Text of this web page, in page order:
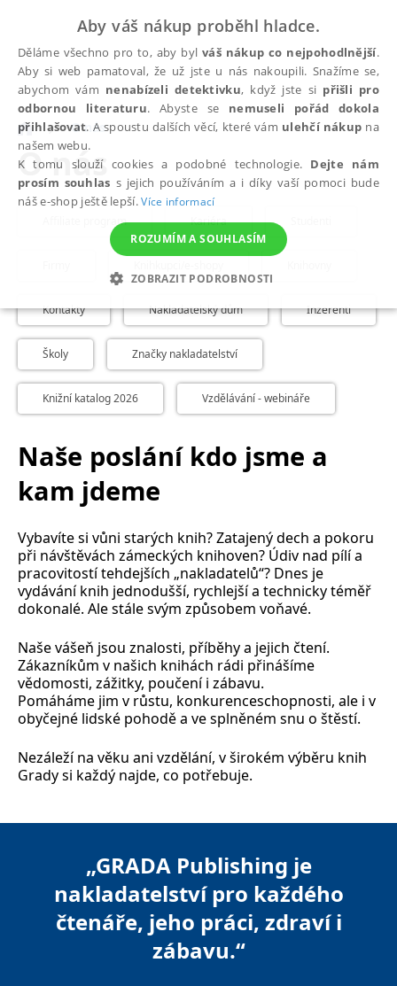
O nás
O nás
Affiliate program Kariéra
Kontakty Nakladatelský dům Inzerenti
Školy Značky nakladatelství
Knižní katalog 2026 Vzdělávání - webináře
Naše poslání kdo jsme a
kam jdeme
Vybavíte si vůni starých knih? Zatajený dech a pokoru
při návštěvách zámeckých knihoven? Údiv nad pílí a
pracovitostí tehdejších „nakladatelů“? Dnes je
vydávání knih jednodušší, rychlejší a technicky téměř
dokonalé. Ale stále svým způsobem voňavé.
Naše vášeň jsou znalosti, příběhy a jejich čtení.
Zákazníkům v našich knihách rádi přinášíme
vědomosti, zážitky, poučení i zábavu.
Pomáháme jim v růstu, konkurenceschopnosti, ale i v
obyčejné lidské pohodě a ve splněném snu o štěstí.
Nezáleží na věku ani vzdělání, v širokém výběru knih
Grady si každý najde, co potřebuje.
„GRADA Publishing je
nakladatelství pro každého
čtenáře, jeho práci, zdraví i
zábavu.“
Aby váš nákup proběhl hladce.
Děláme všechno pro to, aby bylváš nákup co nejpohodlnější.
Aby si web pamatoval, že už jste u nás nakoupili. Snažíme se,
abychom vám nenabízeli detektivku, když jste si přišli pro
odbornou literaturu. Abyste se nemuseli pořád dokola
přihlašovat. A spoustu dalších věcí, které vám ulehčí nákup na
našem webu.
K tomu slouží cookies a podobné technologie. Dejte nám
prosím souhlas s jejich používáním a i díky vaší pomoci bude
náš e-shop ještě lepší.Více informací
ROZUMÍM A SOUHLASÍM
ZOBRAZIT PODROBNOSTI
NEZBYTNÉ ANALYTICKÉ MARKETINGOVÉ
FUNKČNÍ NEZAŘAZENÉ SOUBORY
Nezařazené soubory
Nezbytně nutné soubory cookie umožňují základní funkce webových
stránek, jako je přihlášení uživatele a správa účtu. Webové stránky nelze
bez nezbytně nutných souborů cookie správně používat.
Název
Provider /
Doména
Vyprší Popis
CookieScriptConsent
CookieScript
www.grada.cz
1 měsíc
Tento soubor
cookie
používá
služba
zapamatování
předvoleb
souhlasu se
cookie
návštěvníků.
Je nutné, aby
cookie
Cookie-
PHPSESSID
PHP.net
Zavřením
Cookie
založenými
na jazyce
PHP. Toto je
univerzální
identifikátor
používaný k